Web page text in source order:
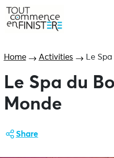
Home Activities Le
Le Spa du
Monde
Share